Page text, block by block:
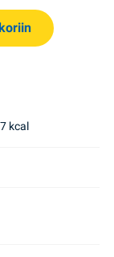
kcal